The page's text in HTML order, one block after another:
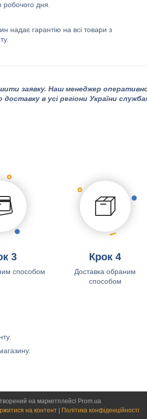
робочого дня.
надає гарантію на всі товари з
заявку. Наш менеджер оперативно
в усі регіони України
3
способом
Крок 4
Доставка обраним
способом
на маркетплейсі Prom.ua
на контент Політика конфіденційності